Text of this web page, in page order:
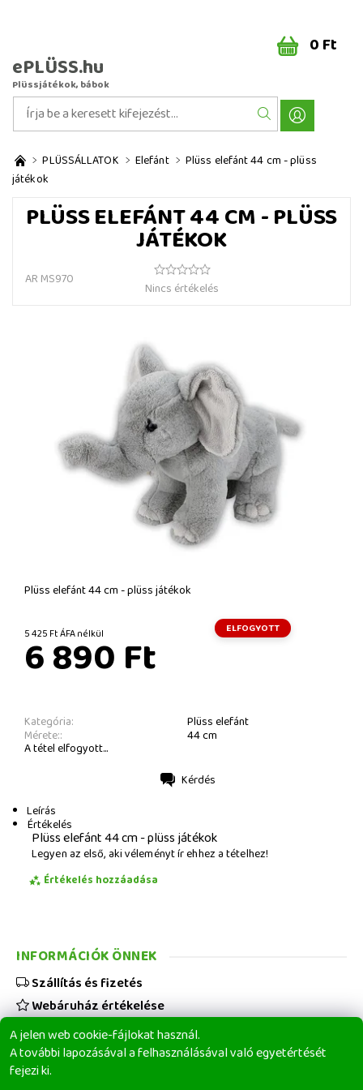
ePLÜSS.hu
Plüssjátékok, bábok
0 Ft
PLÜSSÁLLATOK Elefánt
Plüss elefánt 44 cm - plüss
játékok
PLÜSS ELEFÁNT 44 CM - PLÜSS
JÁTÉKOK
AR MS970
Nincs értékelés
Plüss elefánt 44 cm - plüss játékok
5 425 Ft ÁFA nélkül ELFOGYOTT
6 890 Ft
Kategória: Plüss elefánt
Mérete:: 44 cm
A tétel elfogyott...
Kérdés
Leírás
Értékelés
Plüss elefánt 44 cm - plüss játékok
Legyen az első, aki véleményt ír ehhez a tételhez!
Értékelés hozzáadása
A jelen web cookie-fájlokat használ.
A további lapozásával a felhasználásával való egyetértését
fejezi ki.
INFORMÁCIÓK ÖNNEK
Szállítás és fizetés
Webáruház értékelése
Viszonteladóknak
Üzleti feltételek
Elérhetőségeink